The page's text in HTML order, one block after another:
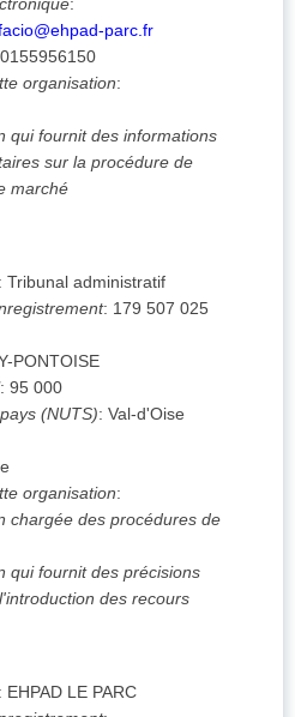
:
parc.fr
0155956150
organisation:
qui fournit des informations
sur la procédure de
marché
Tribunal administratif
: 179 507 025
PONTOISE
: 95 000
(NUTS): Val-d'Oise
organisation:
chargée des procédures de
qui fournit des précisions
des recours
EHPAD LE PARC